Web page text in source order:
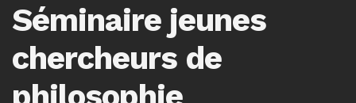
Séminaire jeunes
chercheurs de